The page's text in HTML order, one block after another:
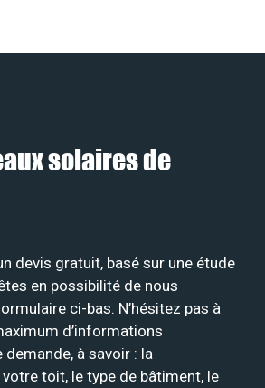
solaires de
devis gratuit, basé sur une étude
en possibilité de nous
ci-bas. N’hésitez pas à
d’informations
à savoir : la
toit, le type de bâtiment, le